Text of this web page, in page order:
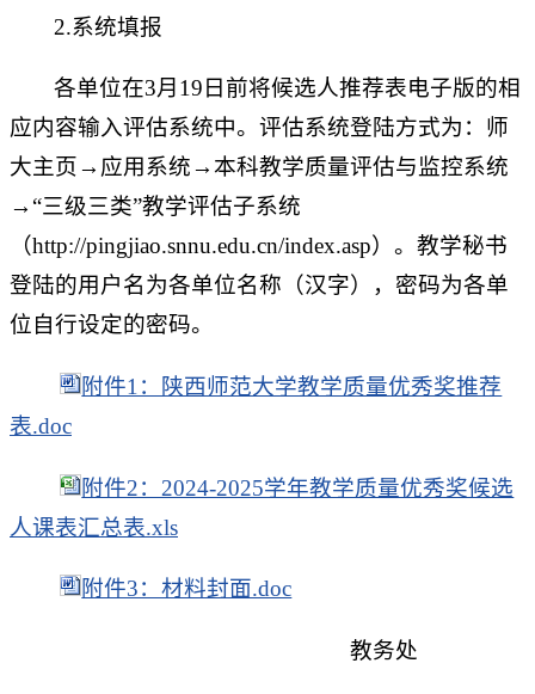
2.系统填报
各单位在3月19日前将候选人推荐表电子版的相
应内容输入评估系统中。评估系统登陆方式为：师
大主页→应用系统→本科教学质量评估与监控系统
→“三级三类”教学评估子系统
（http://pingjiao.snnu.edu.cn/index.asp）。教学秘书
登陆的用户名为各单位名称（汉字），密码为各单
位自行设定的密码。
附件1：陕西师范大学教学质量优秀奖推荐
表.doc
附件2：2024-2025学年教学质量优秀奖候选
人课表汇总表.xls
附件3：材料封面.doc
教务处